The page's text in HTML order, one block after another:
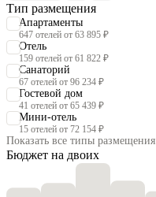
Тип размещения
Апартаменты
647 отелей от 63 895 ₽
Отель
159 отелей от 61 822 ₽
Санаторий
67 отелей от 96 234 ₽
Гостевой дом
41 отелей от 65 439 ₽
Мини-отель
15 отелей от 72 154 ₽
Показать все типы размещения
Бюджет на двоих